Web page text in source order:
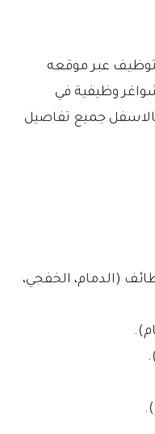
عبر موقعه
وظيفية في
جميع تفاصيل
ومشرف فرع – العدد 6 وظائف (الدمام، الخفجي،